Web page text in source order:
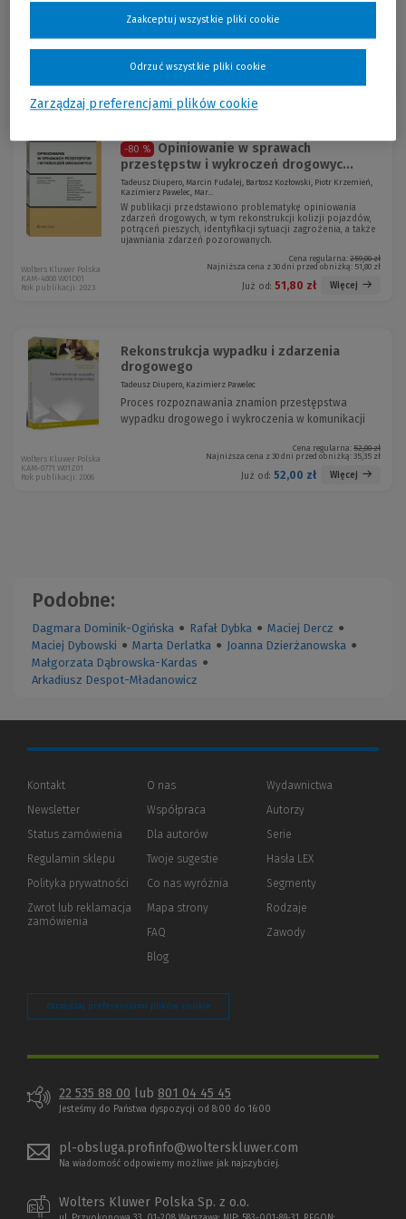
-80 %
Opiniowanie w sprawach
przestępstw i wykroczeń drogowyc...
Tadeusz Diupero, Marcin Fudalej, Bartosz Kozłowski, Piotr Krzemień,
Kazimierz Pawelec, Mar...
W publikacji przedstawiono problematykę opiniowania
zdarzeń drogowych, w tym rekonstrukcji kolizji pojazdów,
potrąceń pieszych, identyfikacji sytuacji zagrożenia, a także
ujawniania zdarzeń pozorowanych.
Cena regularna: 259,00 zł
Najniższa cena z 30 dni przed obniżką: 51,80 zł
Już od: 51,80 zł Więcej
Wolters Kluwer Polska
KAM-4808 W01D01
Rok publikacji: 2023
Rekonstrukcja wypadku i zdarzenia
drogowego
Tadeusz Diupero, Kazimierz Pawelec
Proces rozpoznawania znamion przestępstwa
wypadku drogowego i wykroczenia w komunikacji
Cena regularna: 52,00 zł
Najniższa cena z 30 dni przed obniżką: 35,35 zł
Już od: 52,00 zł Więcej
Wolters Kluwer Polska
KAM-0771 W01Z01
Rok publikacji: 2006
Podobne:
Dagmara Dominik-Ogińska ● Rafał Dybka ● Maciej Dercz ●
Maciej Dybowski ● Marta Derlatka ● Joanna Dzierżanowska ●
Małgorzata Dąbrowska-Kardas ●
Arkadiusz Despot-Mładanowicz
Kontakt
Newsletter
Status zamówienia
Regulamin sklepu
Polityka prywatności (Nowe
(Link
innej
Zwrot lub reklamacja
zamówienia
O nas
Współpraca
Dla autorów(Nowe
(Link
innej
strony)
Twoje sugestie
Co nas wyróżnia
Mapa strony
FAQ
Blog
Wydawnictwa
Autorzy
Serie
Hasła LEX
Segmenty
Rodzaje
Zawody
Zarządzaj preferencjami plików cookie
22 535 88 00 lub 801 04 45 45
Jesteśmy do Państwa dyspozycji od 8:00 do 16:00
pl-obsluga.profinfo@wolterskluwer.com
Na wiadomość odpowiemy możliwe jak najszybciej.
Wolters Kluwer Polska Sp. z o.o.
Zarządzaj preferencjami plików cookie
Odrzuć wszystkie pliki cookie
Zaakceptuj wszystkie pliki cookie